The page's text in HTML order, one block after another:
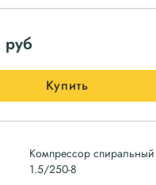
руб
Купить
Компрессор спиральный
1.5/250-8